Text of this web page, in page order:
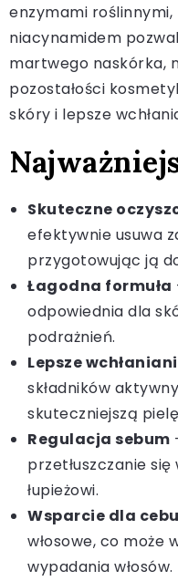
enzymami
niacynamidem
martwego naskórka,
pozostałości
skóry i lepsze
Skuteczne
efektywnie usuwa
przygotowując ją
Łagodna formuła
odpowiednia dla
podrażnień.
Lepsze
składników
skuteczniejszą
Regulacja sebum
przetłuszczanie się
łupieżowi.
Wsparcie dla
włosowe, co może
wypadania włosów.